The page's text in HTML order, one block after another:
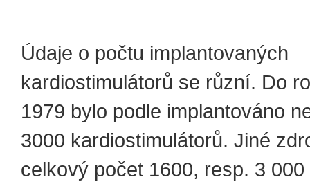
Údaje o počtu implantovaných
kardiostimulátorů se různí. Do
1979 bylo podle implantováno
3000 kardiostimulátorů. Jiné
celkový počet 1600, resp. 3 000